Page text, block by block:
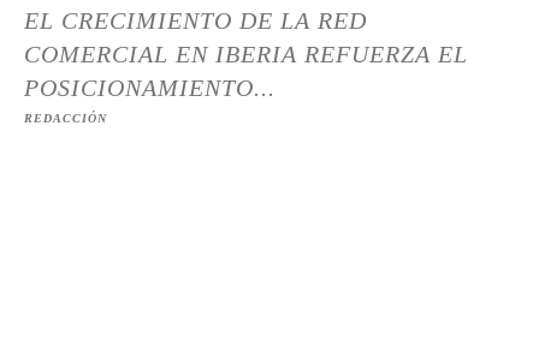
EL CRECIMIENTO DE LA RED
COMERCIAL EN IBERIA REFUERZA EL
POSICIONAMIENTO...
REDACCIÓN